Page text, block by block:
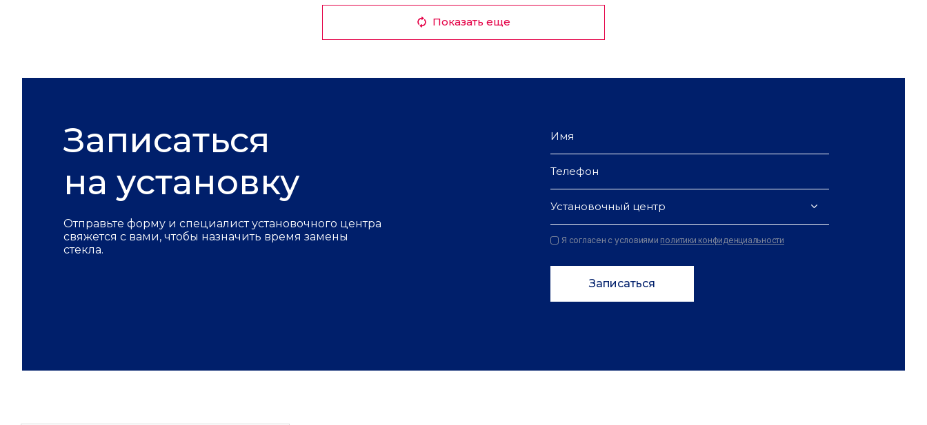
Показать еще
Записаться
на установку
Отправьте форму и специалист установочного центра
свяжется с вами, чтобы назначить время замены
стекла.
Установочный центр
Я согласен с условиями политики конфиденциальности
Записаться